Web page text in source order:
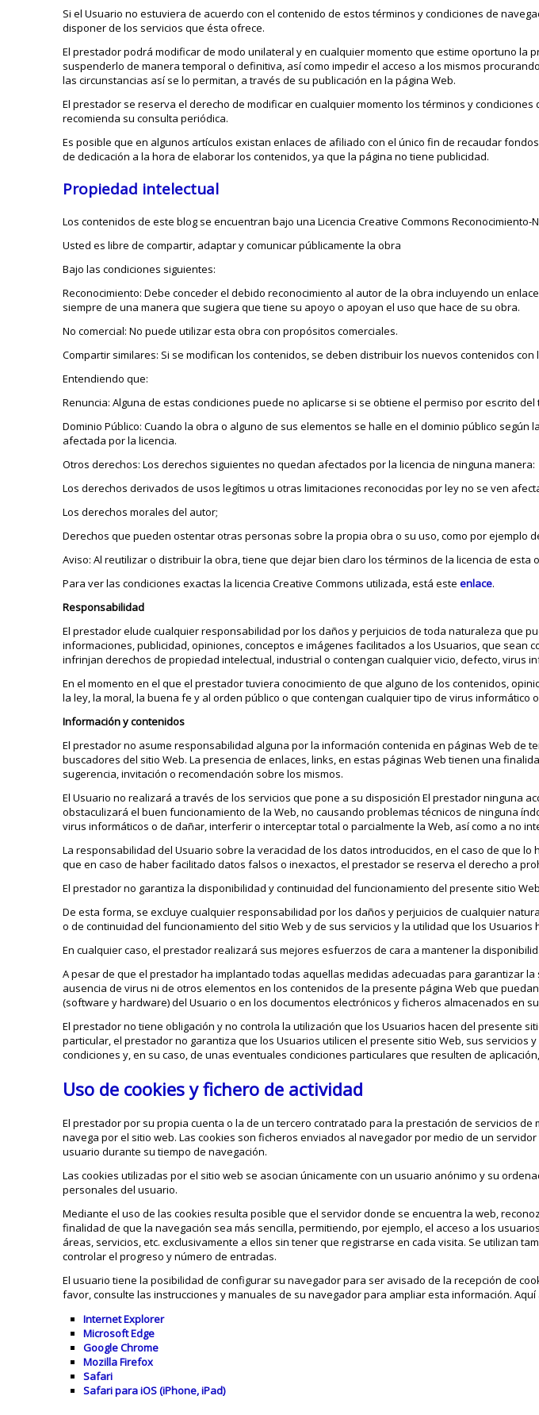
Si el Usuario no estuviera de acuerdo con el contenido de estos términos y condiciones de
disponer de los servicios que ésta ofrece.
El prestador podrá modificar de modo unilateral y en cualquier momento que estime oportuno la
suspenderlo de manera temporal o definitiva, así como impedir el acceso a los mismos
las circunstancias así se lo permitan, a través de su publicación en la página Web.
El prestador se reserva el derecho de modificar en cualquier momento los términos y
recomienda su consulta periódica.
Es posible que en algunos artículos existan enlaces de afiliado con el único fin de recaudar
de dedicación a la hora de elaborar los contenidos, ya que la página no tiene publicidad.
Propiedad intelectual
Los contenidos de este blog se encuentran bajo una Licencia Creative Commons Reconocimiento-
Usted es libre de compartir, adaptar y comunicar públicamente la obra
Bajo las condiciones siguientes:
Reconocimiento: Debe conceder el debido reconocimiento al autor de la obra incluyendo un
siempre de una manera que sugiera que tiene su apoyo o apoyan el uso que hace de su obra.
No comercial: No puede utilizar esta obra con propósitos comerciales.
Compartir similares: Si se modifican los contenidos, se deben distribuir los nuevos contenidos con
Entendiendo que:
Renuncia: Alguna de estas condiciones puede no aplicarse si se obtiene el permiso por escrito
Dominio Público: Cuando la obra o alguno de sus elementos se halle en el dominio público según
afectada por la licencia.
Otros derechos: Los derechos siguientes no quedan afectados por la licencia de ninguna manera:
Los derechos derivados de usos legítimos u otras limitaciones reconocidas por ley no se ven
Los derechos morales del autor;
Derechos que pueden ostentar otras personas sobre la propia obra o su uso, como por ejemplo
Aviso: Al reutilizar o distribuir la obra, tiene que dejar bien claro los términos de la licencia de esta
Para ver las condiciones exactas la licencia Creative Commons utilizada, está esteenlace.
Responsabilidad
El prestador elude cualquier responsabilidad por los daños y perjuicios de toda naturaleza que
informaciones, publicidad, opiniones, conceptos e imágenes facilitados a los Usuarios, que sean
infrinjan derechos de propiedad intelectual, industrial o contengan cualquier vicio, defecto, virus
En el momento en el que el prestador tuviera conocimiento de que alguno de los contenidos,
la ley, la moral, la buena fe y al orden público o que contengan cualquier tipo de virus
Información y contenidos
El prestador no asume responsabilidad alguna por la información contenida en páginas Web de
buscadores del sitio Web. La presencia de enlaces, links, en estas páginas Web tienen una
sugerencia, invitación o recomendación sobre los mismos.
El Usuario no realizará a través de los servicios que pone a su disposición El prestador ninguna
obstaculizará el buen funcionamiento de la Web, no causando problemas técnicos de ninguna
virus informáticos o de dañar, interferir o interceptar total o parcialmente la Web, así como a no
La responsabilidad del Usuario sobre la veracidad de los datos introducidos, en el caso de que lo
que en caso de haber facilitado datos falsos o inexactos, el prestador se reserva el derecho a
El prestador no garantiza la disponibilidad y continuidad del funcionamiento del presente sitio
De esta forma, se excluye cualquier responsabilidad por los daños y perjuicios de cualquier
o de continuidad del funcionamiento del sitio Web y de sus servicios y la utilidad que los
En cualquier caso, el prestador realizará sus mejores esfuerzos de cara a mantener la
A pesar de que el prestador ha implantado todas aquellas medidas adecuadas para garantizar
ausencia de virus ni de otros elementos en los contenidos de la presente página Web que
(software y hardware) del Usuario o en los documentos electrónicos y ficheros almacenados en
El prestador no tiene obligación y no controla la utilización que los Usuarios hacen del presente
particular, el prestador no garantiza que los Usuarios utilicen el presente sitio Web, sus servicios
condiciones y, en su caso, de unas eventuales condiciones particulares que resulten de
Uso de cookies y fichero de actividad
El prestador por su propia cuenta o la de un tercero contratado para la prestación de servicios
navega por el sitio web. Las cookies son ficheros enviados al navegador por medio de un
usuario durante su tiempo de navegación.
Las cookies utilizadas por el sitio web se asocian únicamente con un usuario anónimo y su
personales del usuario.
Mediante el uso de las cookies resulta posible que el servidor donde se encuentra la web,
finalidad de que la navegación sea más sencilla, permitiendo, por ejemplo, el acceso a los
áreas, servicios, etc. exclusivamente a ellos sin tener que registrarse en cada visita. Se utilizan
controlar el progreso y número de entradas.
El usuario tiene la posibilidad de configurar su navegador para ser avisado de la recepción de
favor, consulte las instrucciones y manuales de su navegador para ampliar esta información. Aquí
Internet Explorer
Microsoft Edge
Google Chrome
Mozilla Firefox
Safari
Safari para iOS (iPhone, iPad)